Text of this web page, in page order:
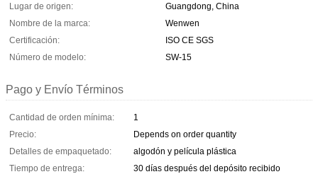
Lugar de origen:
Guangdong, China
Nombre de la marca:
Wenwen
Certificación:
ISO CE SGS
Número de modelo:
SW-15
Pago y Envío Términos
Cantidad de orden mínima:
1
Precio:
Depends on order quantity
Detalles de empaquetado:
algodón y película plástica
Tiempo de entrega:
30 días después del depósito recibido